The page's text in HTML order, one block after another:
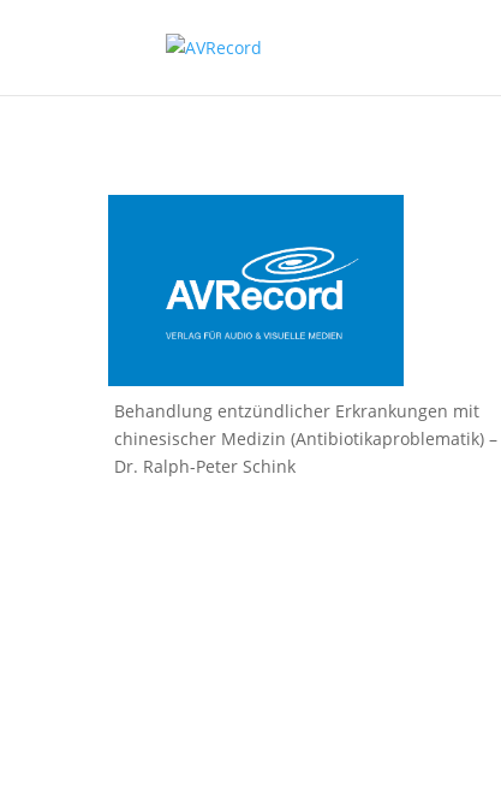
Behandlung entzündlicher Erkrankungen mit
chinesischer Medizin (Antibiotikaproblematik) –
Dr. Ralph-Peter Schink